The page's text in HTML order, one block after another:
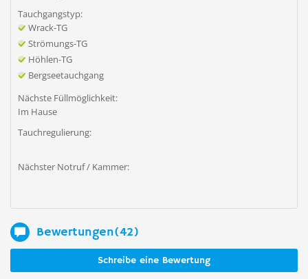
Tauchgangstyp:
Wrack-TG
Strömungs-TG
Höhlen-TG
Bergseetauchgang
Nächste Füllmöglichkeit:
Im Hause
Tauchregulierung:
Nächster Notruf / Kammer:
Bewertungen(42)
Schreibe eine Bewertung